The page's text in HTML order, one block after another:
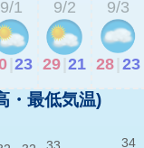
9/1
23
9/2
29 21
9/3
28 23
・最低気温)